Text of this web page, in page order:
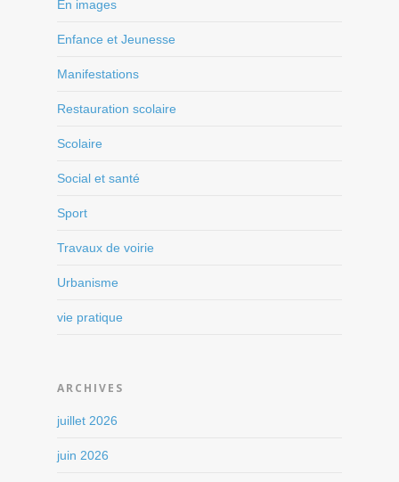
En images
Enfance et Jeunesse
Manifestations
Restauration scolaire
Scolaire
Social et santé
Sport
Travaux de voirie
Urbanisme
vie pratique
ARCHIVES
juillet 2026
juin 2026